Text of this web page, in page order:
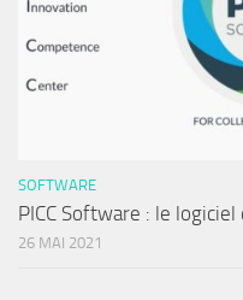
SOFTWARE
PICC Software : le
26 MAI 2021